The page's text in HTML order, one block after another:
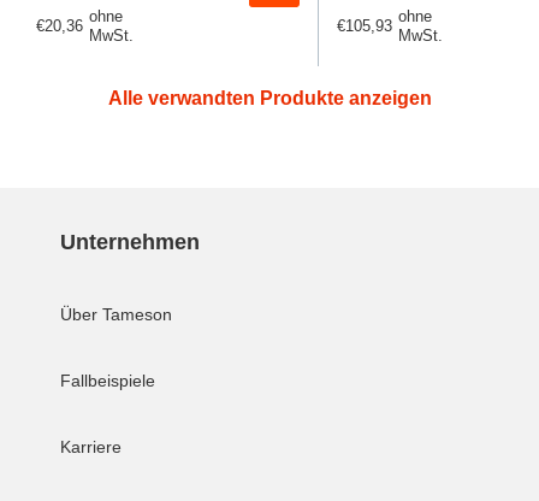
Regulärer
€20,36
ohne
MwSt.
Regulärer
€105,93
ohne
MwSt.
Alle verwandten Produkte anzeigen
Unternehmen
Über Tameson
Fallbeispiele
Karriere